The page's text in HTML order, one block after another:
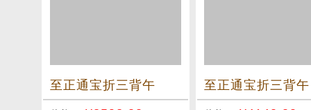
至正通宝折三背午 至正通宝折三背午